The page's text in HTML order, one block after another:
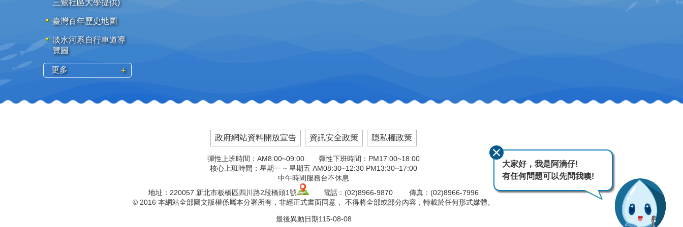
三鶯社區大學提供)
臺灣百年歷史地圖
淡水河系自行車道導
覽圖
更多
政府網站資料開放宣告 資訊安全政策 隱私權政策
彈性上班時間：AM8:00~09:00 彈性下班時間：PM17:00~18:00
核心上班時間：星期一 ~ 星期五 AM08:30~12:30 PM13:30~17:00
中午時間服務台不休息
地址：220057 新北市板橋區四川路2段橋頭1號
電話：(02)8966-9870 傳真：(02)8966-7996
© 2016 本網站全部圖文版權係屬本分署所有，非經正式書面同意， 不得將全部或部分內容，轉載於任何形式媒體。
最後異動日期115-08-08
大家好，我是阿滴仔!
有任何問題可以先問我噢!